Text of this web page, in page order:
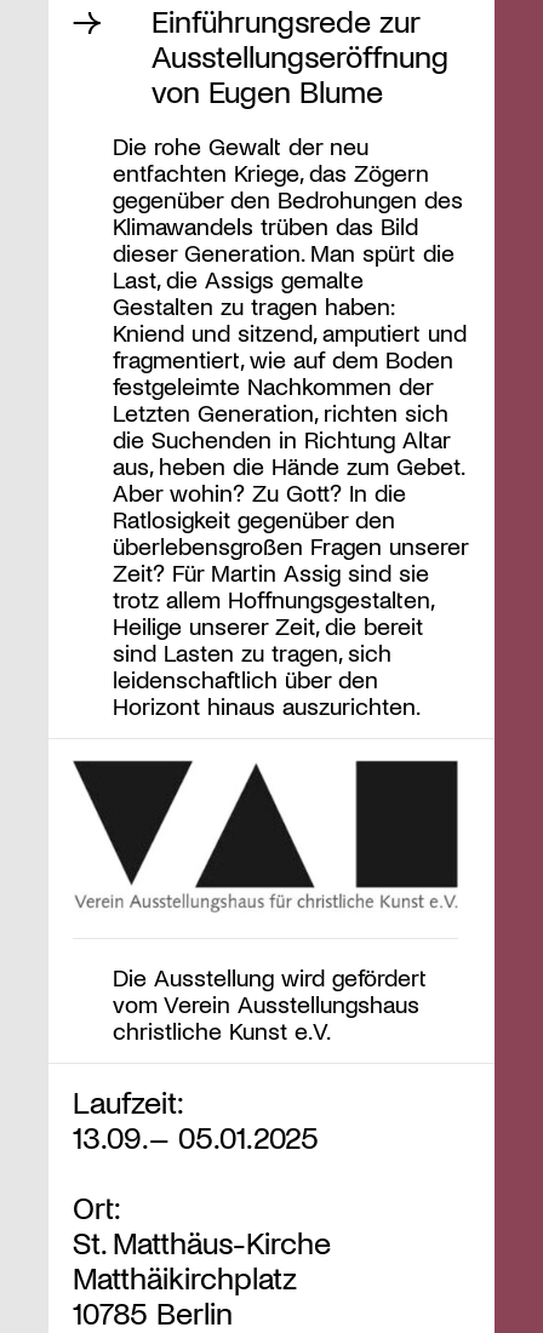
Einführungsrede zur
Ausstellungseröffnung
von Eugen Blume
Die rohe Gewalt der neu
entfachten Kriege, das Zögern
gegenüber den Bedrohungen des
Klimawandels trüben das Bild
dieser Generation. Man spürt die
Last, die Assigs gemalte
Gestalten zu tragen haben:
Kniend und sitzend, amputiert und
fragmentiert, wie auf dem Boden
festgeleimte Nachkommen der
Letzten Generation, richten sich
die Suchenden in Richtung Altar
aus, heben die Hände zum Gebet.
Aber wohin? Zu Gott? In die
Ratlosigkeit gegenüber den
überlebensgroßen Fragen unserer
Zeit? Für Martin Assig sind sie
trotz allem Hoffnungsgestalten,
Heilige unserer Zeit, die bereit
sind Lasten zu tragen, sich
leidenschaftlich über den
Horizont hinaus auszurichten.
Die Ausstellung wird gefördert
vom Verein Ausstellungshaus
christliche Kunst e.V.
Laufzeit:
13.09.– 05.01.2025
Ort:
St. Matthäus-Kirche
Matthäikirchplatz
10785 Berlin